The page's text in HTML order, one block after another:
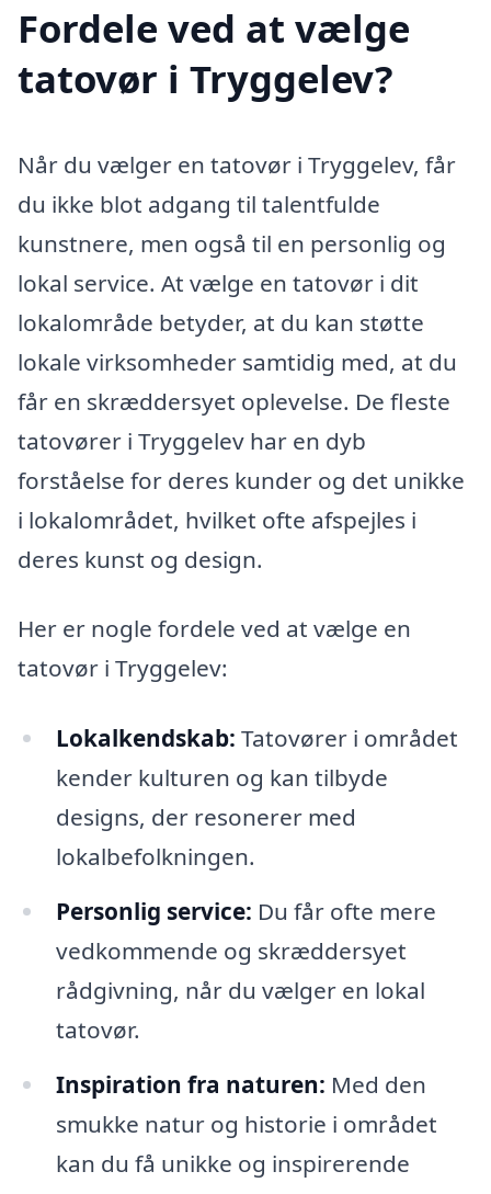
Fordele ved at vælge
tatovør i Tryggelev?
Når du vælger en tatovør i Tryggelev, får
du ikke blot adgang til talentfulde
kunstnere, men også til en personlig og
lokal service. At vælge en tatovør i dit
lokalområde betyder, at du kan støtte
lokale virksomheder samtidig med, at du
får en skræddersyet oplevelse. De fleste
tatovører i Tryggelev har en dyb
forståelse for deres kunder og det unikke
i lokalområdet, hvilket ofte afspejles i
deres kunst og design.
Her er nogle fordele ved at vælge en
tatovør i Tryggelev:
Lokalkendskab: Tatovører i området
kender kulturen og kan tilbyde
designs, der resonerer med
lokalbefolkningen.
Personlig service: Du får ofte mere
vedkommende og skræddersyet
rådgivning, når du vælger en lokal
tatovør.
Inspiration fra naturen: Med den
smukke natur og historie i området
kan du få unikke og inspirerende